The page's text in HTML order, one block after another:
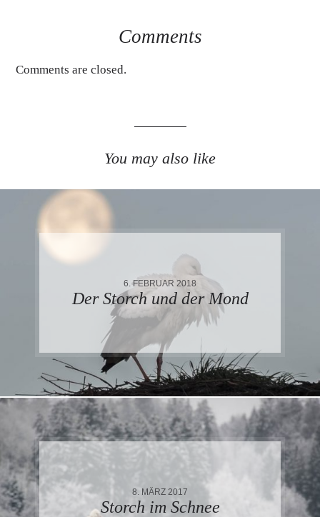
Comments
Comments are closed.
You may also like
6. FEBRUAR 2018
Der Storch und der Mond
8. MÄRZ 2017
Storch im Schnee